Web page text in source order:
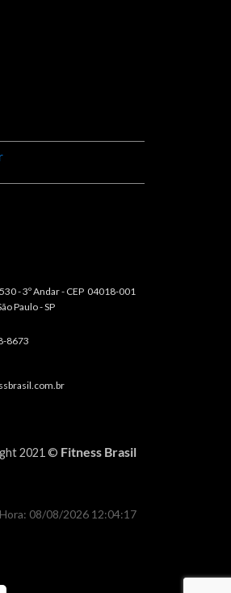
- 3º Andar - CEP 04018-001
Paulo - SP
8673
2021 © Fitness Brasil
08/08/2026 12:04:17